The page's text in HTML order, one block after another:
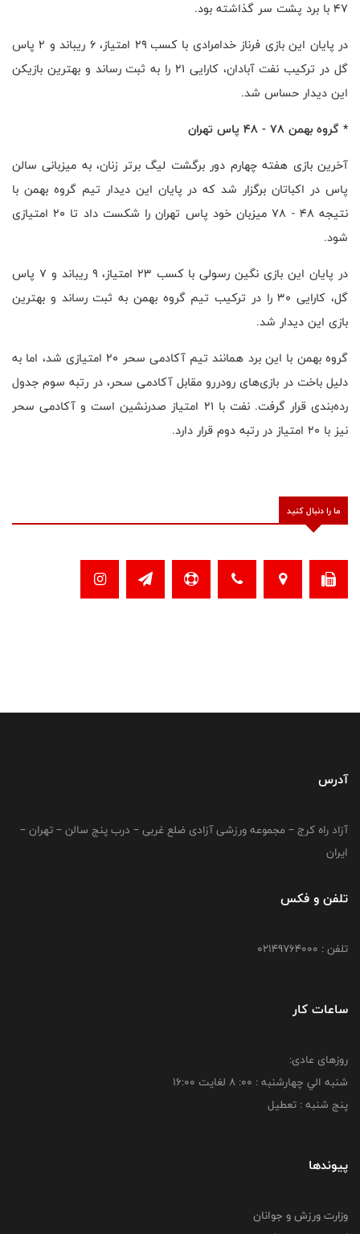
۴۷ با برد پشت سر گذاشته بود.
در پایان این بازی فرناز خدامرادی با کسب ۲۹ امتیاز، ۶ ریباند و ۲ پاس
گل در ترکیب نفت آبادان، کارایی ۲۱ را به ثبت رساند و بهترین بازیکن
این دیدار حساس شد.
* گروه بهمن ۷۸ - ۴۸ پاس تهران
آخرین بازی هفته چهارم دور برگشت لیگ برتر زنان، به میزبانی سالن
پاس در اکباتان برگزار شد که در پایان این دیدار تیم گروه بهمن با
نتیجه ۴۸ - ۷۸ میزبان خود پاس تهران را شکست داد تا ۲۰ امتیازی
شود.
در پایان این بازی نگین رسولی با کسب ۲۳ امتیاز، ۹ ریباند و ۷ پاس
گل، کارایی ۳۰ را در ترکیب تیم گروه بهمن به ثبت رساند و بهترین
بازی این دیدار شد.
گروه بهمن با این برد همانند تیم آکادمی سحر ۲۰ امتیازی شد، اما به
دلیل باخت در بازی‌های رودررو مقابل آکادمی سحر، در رتبه سوم جدول
رده‌بندی قرار گرفت. نفت با ۲۱ امتیاز صدرنشین است و آکادمی سحر
نیز با ۲۰ امتیاز در رتبه دوم قرار دارد.
ما را دنبال کنید
آدرس
آزاد راه کرج – مجموعه ورزشی آزادی ضلع غربی – درب پنج سالن – تهران –
ایران
تلفن و فکس
تلفن : 02149764000
ساعات کار
روزهای عادی:
شنبه الي چهارشنبه : 00: 8 لغايت 16:00
پنج شنبه : تعطیل
پیوندها
وزارت ورزش و جوانان